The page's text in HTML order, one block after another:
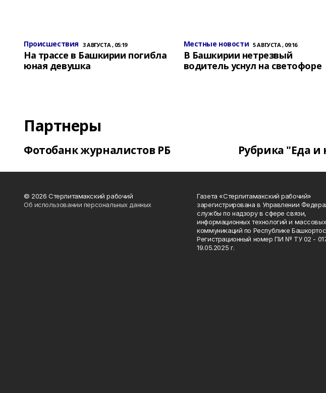
Происшествия 3 АВГУСТА , 05:19
На трассе в Башкирии погибла
юная девушка
Местные новости 5 АВГУСТА , 09:16
В Башкирии нетрезвый
водитель уснул на светофоре
Партнеры
Фотобанк журналистов РБ Рубрика "Еда
© 2026 Стерлитамакский рабочий
Об использовании персональных данных
Газета «Стерлитамакский рабочий»
зарегистрирована в Управлении
службы по надзору в сфере связи,
информационных технологий и массовых
коммуникаций по Республике
Регистрационный номер ПИ № ТУ 02 -
19.05.2025 г.